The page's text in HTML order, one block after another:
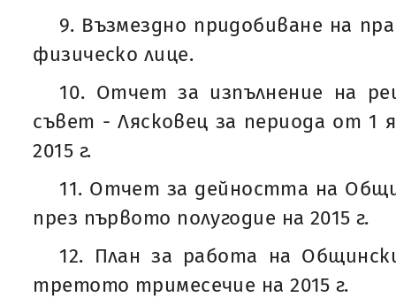
9. Възмездно придобиване на
физическо лице.
10. Отчет за изпълнение на
съвет - Лясковец за периода от 1
2015 г.
11. Отчет за дейността на
през първото полугодие на 2015 г.
12. План за работа на
третото тримесечие на 2015 г.